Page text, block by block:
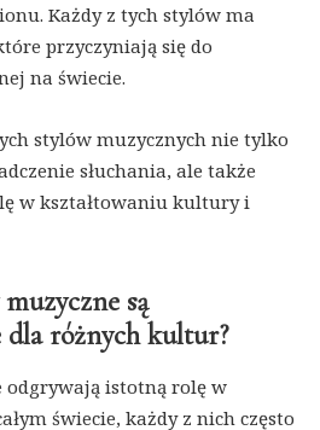
Każdy z tych stylów ma
przyczyniają się do
na świecie.
stylów muzycznych nie tylko
słuchania, ale także
w kształtowaniu kultury i
są
dla różnych kultur?
istotną rolę w
świecie, każdy z nich często